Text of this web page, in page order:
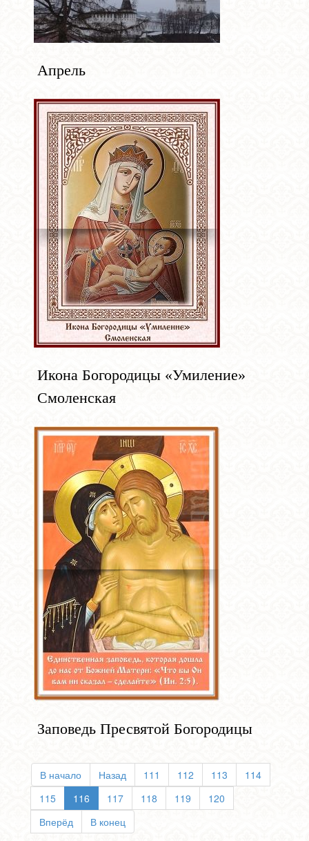
Апрель
Икона Богородицы «Умиление»
Смоленская
Заповедь Пресвятой Богородицы
В начало Назад 111 112 113
114
115
116 117 118 119
120
Вперёд
В конец